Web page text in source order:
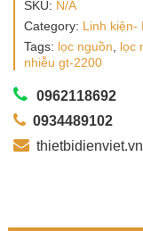
SKU: N/A
Category: Linh kiện-
Tags: lọc nguồn lọc
nhiễu gt-2200
0962118692
0934489102